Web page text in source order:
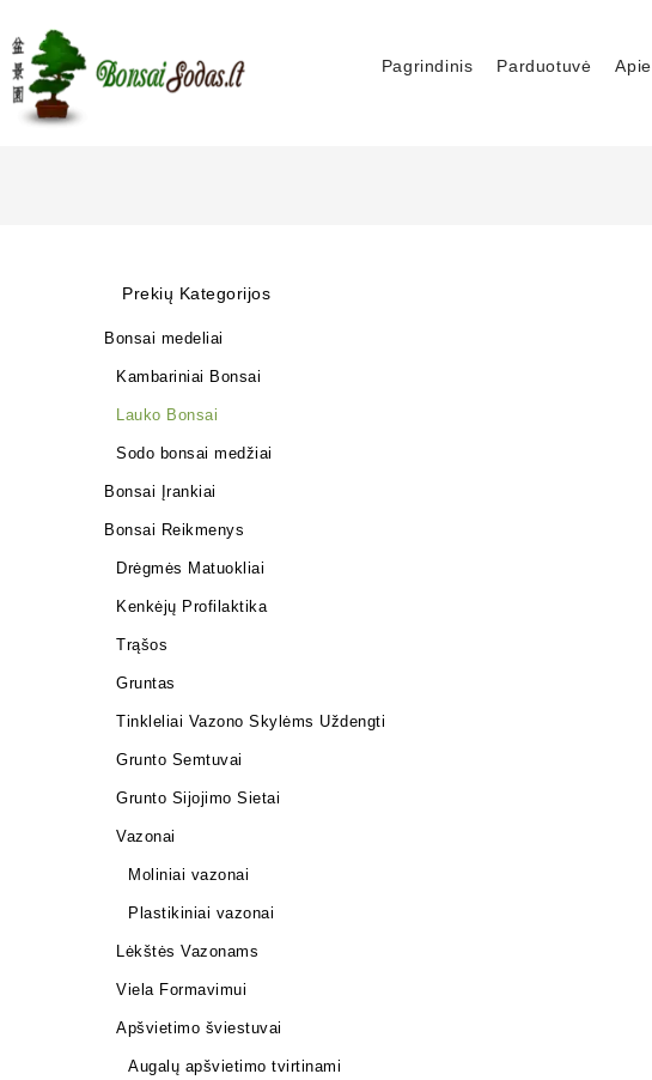
Pagrindinis Parduotuvė
Prekių Kategorijos
Bonsai medeliai
Kambariniai Bonsai
Lauko Bonsai
Sodo bonsai medžiai
Bonsai Įrankiai
Bonsai Reikmenys
Drėgmės Matuokliai
Kenkėjų Profilaktika
Trąšos
Gruntas
Tinkleliai Vazono Skylėms Uždengti
Grunto Semtuvai
Grunto Sijojimo Sietai
Vazonai
Moliniai vazonai
Plastikiniai vazonai
Lėkštės Vazonams
Viela Formavimui
Apšvietimo šviestuvai
Augalų apšvietimo tvirtinami